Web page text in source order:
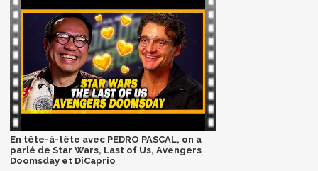
En tête-à-tête avec PEDRO PASCAL, on a
parlé de Star Wars, Last of Us, Avengers
Doomsday et DiCaprio